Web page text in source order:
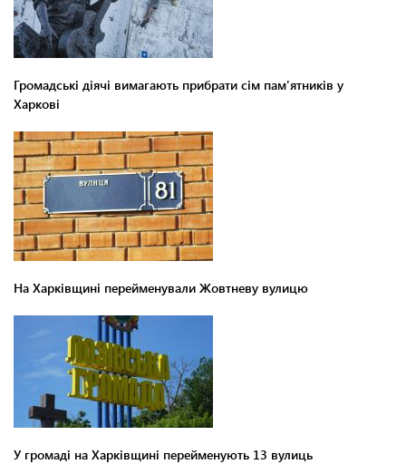
Громадські діячі вимагають прибрати сім пам'ятників у
Харкові
На Харківщині перейменували Жовтневу вулицю
У громаді на Харківщині перейменують 13 вулиць